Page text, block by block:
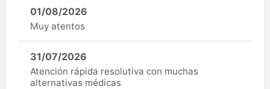
01/08/2026
Muy atentos
31/07/2026
Atención rápida resolutiva con muchas
alternativas médicas